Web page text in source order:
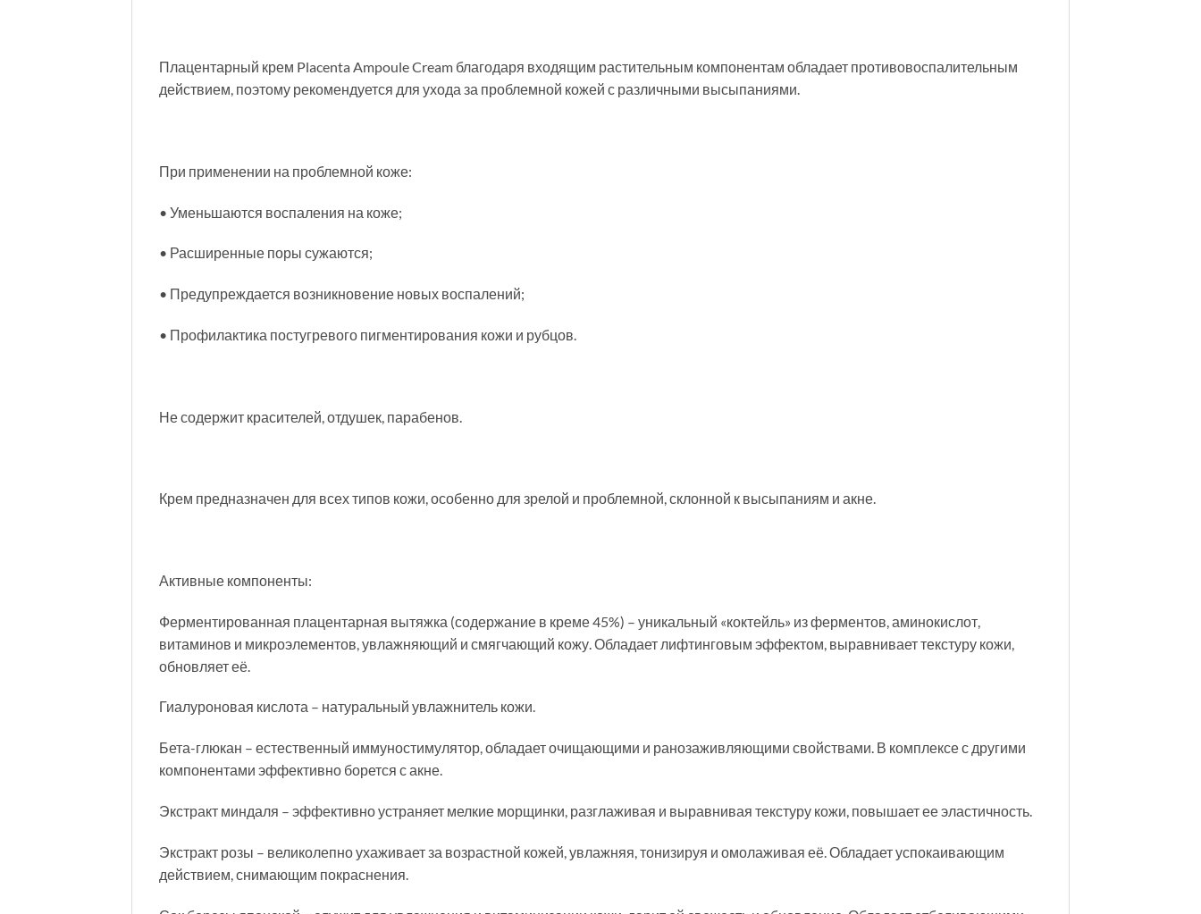
Плацентарный крем Placenta Ampoule Cream благодаря входящим растительным компонентам обладает противовоспалительным
действием, поэтому рекомендуется для ухода за проблемной кожей с различными высыпаниями.
При применении на проблемной коже:
• Уменьшаются воспаления на коже;
• Расширенные поры сужаются;
• Предупреждается возникновение новых воспалений;
• Профилактика постугревого пигментирования кожи и рубцов.
Не содержит красителей, отдушек, парабенов.
Крем предназначен для всех типов кожи, особенно для зрелой и проблемной, склонной к высыпаниям и акне.
Активные компоненты:
Ферментированная плацентарная вытяжка (содержание в креме 45%) – уникальный «коктейль» из ферментов, аминокислот,
витаминов и микроэлементов, увлажняющий и смягчающий кожу. Обладает лифтинговым эффектом, выравнивает текстуру кожи,
обновляет её.
Гиалуроновая кислота – натуральный увлажнитель кожи.
Бета-глюкан – естественный иммуностимулятор, обладает очищающими и ранозаживляющими свойствами. В комплексе с другими
компонентами эффективно борется с акне.
Экстракт миндаля – эффективно устраняет мелкие морщинки, разглаживая и выравнивая текстуру кожи, повышает ее эластичность.
Экстракт розы – великолепно ухаживает за возрастной кожей, увлажняя, тонизируя и омолаживая её. Обладает успокаивающим
действием, снимающим покраснения.